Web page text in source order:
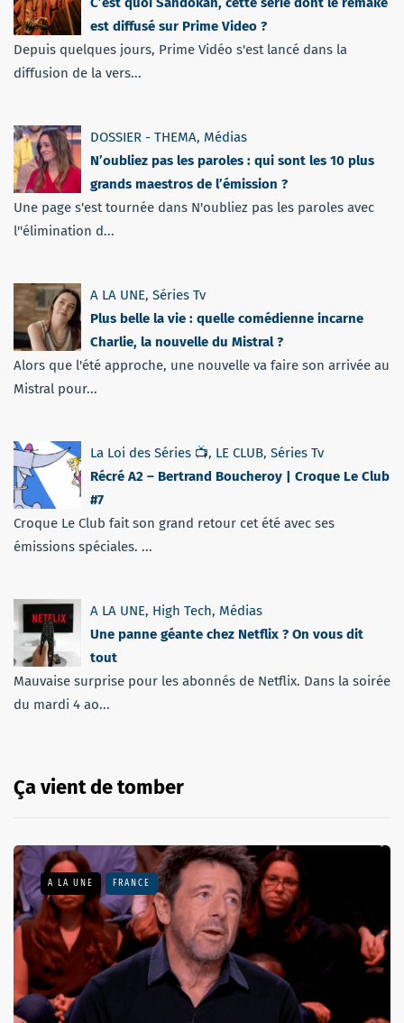
est diffusé sur Prime Video ?
Depuis quelques jours, Prime Vidéo s'est lancé dans la
diffusion de la vers...
DOSSIER - THEMA, Médias
N’oubliez pas les paroles : qui sont les 10 plus
grands maestros de l’émission ?
Une page s'est tournée dans N'oubliez pas les paroles avec
l''élimination d...
A LA UNE, Séries Tv
Plus belle la vie : quelle comédienne incarne
Charlie, la nouvelle du Mistral ?
Alors que l'été approche, une nouvelle va faire son arrivée au
Mistral pour...
La Loi des Séries 📺, LE CLUB, Séries Tv
Récré A2 – Bertrand Boucheroy | Croque Le Club
#7
Croque Le Club fait son grand retour cet été avec ses
émissions spéciales. ...
A LA UNE, High Tech, Médias
Une panne géante chez Netflix ? On vous dit
tout
Mauvaise surprise pour les abonnés de Netflix. Dans la soirée
du mardi 4 ao...
Ça vient de tomber
A LA UNE FRANCE